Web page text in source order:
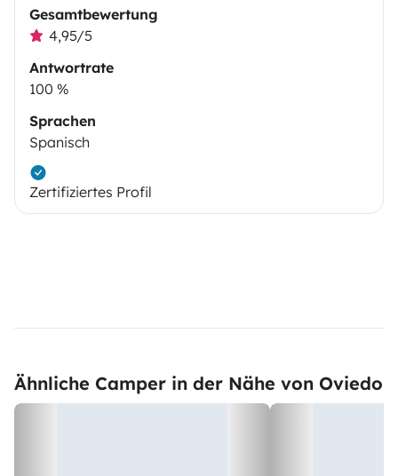
Gesamtbewertung
4,95/5
Antwortrate
100 %
Sprachen
Spanisch
Zertifiziertes Profil
Ähnliche Camper in der Nähe von Oviedo